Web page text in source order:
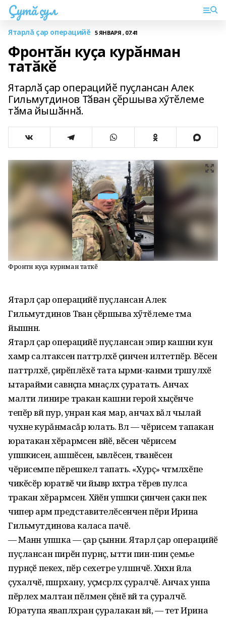
Çутă çул
Ятарлă çар операцийĕ 5 ЯНВАРЯ , 07:41
Фронтӑн куҫа курӑнман
татӑкӗ
Ятарлӑ ҫар операцийӗ пуҫлансан Алек
Гильмутдинов Тӑван ҫӗршыва хӳтӗлеме
тӑма йышӑннӑ.
Фронтӑн куҫа курӑнман татӑкӗ
Ятарлӑ ҫар операцийӗ пуҫлансан Алек
Гильмутдинов Тӑван ҫӗршыва хӳтӗлеме тӑма
йышӑннӑ.
Ятарлӑ ҫар операцийӗ пуҫлансан эпир кашни кун
хамӑр салтаксен паттӑрлӑхӗ ҫинчен илтетпӗр. Вӗсен
паттӑрлӑхӗ, ҫирӗплӗхӗ тата ырми-канми тӑрӑшулӑхӗ
ытарайми савӑнӑҫпа мӑнаҫлӑх ҫуратать. Анчах
малти линире тӑракан кашни герой хыҫӗнче
тепӗр вӑй пур, унран кая мар, анчах вăл чылай
чухне курăнмасăр юлать. Вӑл — чӗрисем тапакан
юратакан хӗрарӑмсен вӑйӗ, вӗсен чĕрисем
упӑшкисен, ашшӗсен, ывӑлӗсен, тӑванӗсен
чӗрисемпе пӗрешкел тапать. «Хурҫӑ» чӑтӑмлӑхӗпе
чикӗсӗр юратӑвӗ чи йывӑр вӑхӑтра тӗрев пулса
тӑракан хӗрарӑмсен. Хӑйӗн упӑшки ҫинчен ҫакӑн пек
чипер арӑм представителӗсенчен пӗри Ирина
Гильмутдинова каласа пачӗ.
— Манӑн упӑшка — ҫар ҫынни. Ятарлӑ ҫар операцийӗ
пуҫлансан пирӗн пурнӑҫ, ытти пин-пин ҫемье
пурнӑҫӗ пекех, пӗр сехетре улшӑнчӗ. Хӑнӑхнӑ йӑла
ҫухалчӗ, пӑшӑрхану, уҫӑмсӑрлӑх ҫуралчӗ. Анчах унпа
пӗрлех малтан пӗлмен ҫӗнӗ вӑй та ҫуралчӗ.
Юратупа яваплӑхран ҫуралакан вӑй, — тет Ирина